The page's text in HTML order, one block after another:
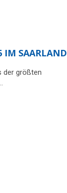
IM SAARLAND
der größten